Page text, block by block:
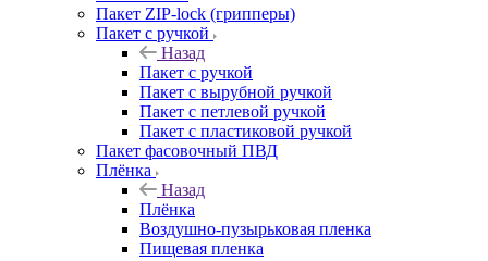
Пакет ZIP-lock (грипперы)
Пакет с ручкой
Назад
Пакет с ручкой
Пакет с вырубной ручкой
Пакет с петлевой ручкой
Пакет с пластиковой ручкой
Пакет фасовочный ПВД
Плёнка
Назад
Плёнка
Воздушно-пузырьковая пленка
Пищевая пленка